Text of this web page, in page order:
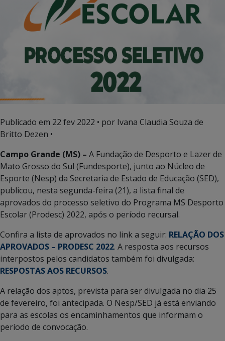
Publicado em 22 fev 2022 • por Ivana Claudia Souza de
Britto Dezen •
Campo Grande (MS) – A Fundação de Desporto e Lazer de
Mato Grosso do Sul (Fundesporte), junto ao Núcleo de
Esporte (Nesp) da Secretaria de Estado de Educação (SED),
publicou, nesta segunda-feira (21), a lista final de
aprovados do processo seletivo do Programa MS Desporto
Escolar (Prodesc) 2022, após o período recursal.
Confira a lista de aprovados no link a seguir: RELAÇÃO DOS
APROVADOS – PRODESC 2022. A resposta aos recursos
interpostos pelos candidatos também foi divulgada:
RESPOSTAS AOS RECURSOS.
A relação dos aptos, prevista para ser divulgada no dia 25
de fevereiro, foi antecipada. O Nesp/SED já está enviando
para as escolas os encaminhamentos que informam o
período de convocação.